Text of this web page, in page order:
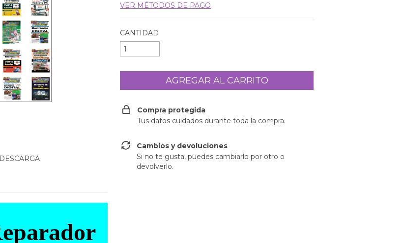
VER MÉTODOS DE PAGO
CANTIDAD
Compra protegida
Tus datos cuidados durante toda la compra.
Cambios y devoluciones
Si no te gusta, puedes cambiarlo por otro o
devolverlo.